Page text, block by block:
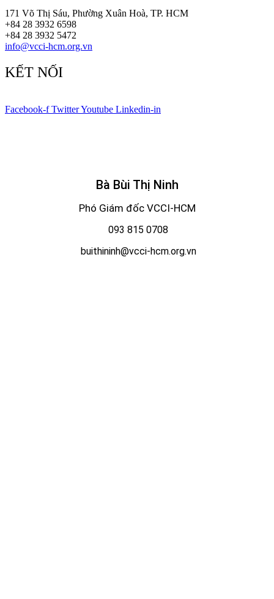
171 Võ Thị Sáu, Phường Xuân Hoà, TP. HCM
+84 28 3932 6598
+84 28 3932 5472
info@vcci-hcm.org.vn
KẾT NỐI
Facebook-f TwitterYoutube Linkedin-in
Bà Bùi Thị Ninh
Phó Giám đốc VCCI-HCM
093 815 0708
buithininh@vcci-hcm.org.vn